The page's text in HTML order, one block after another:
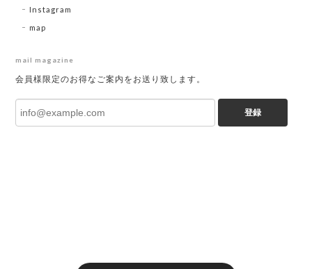
Instagram
map
mail magazine
会員様限定のお得なご案内をお送り致します。
登録